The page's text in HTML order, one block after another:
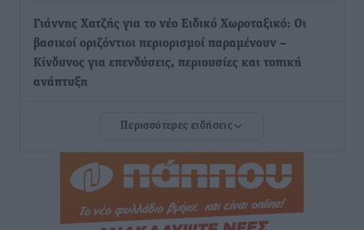
Γιάννης Χατζής για το νέο Ειδικό Χωροταξικό: Οι
βασικοί οριζόντιοι περιορισμοί παραμένουν –
Κίνδυνος για επενδύσεις, περιουσίες και τοπική
ανάπτυξη
δεν υπάρχουν περιθώρια εφησυχασμού
Ειδήσεις• πριν 11 ώρες
Περισσότερες ειδήσεις